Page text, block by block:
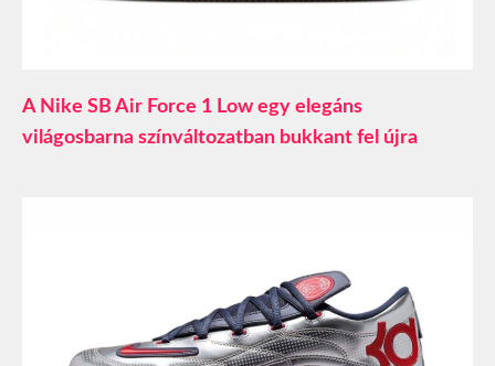
A Nike SB Air Force 1 Low egy elegáns
világosbarna színváltozatban bukkant fel újra